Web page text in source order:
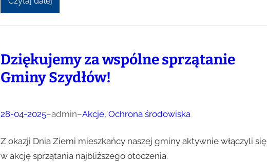
Dziękujemy za wspólne sprzątanie
Gminy Szydłów!
28-04-2025–admin–Akcje, Ochrona środowiska
Z okazji Dnia Ziemi mieszkańcy naszej gminy aktywnie włączyli się
w akcję sprzątania najbliższego otoczenia.